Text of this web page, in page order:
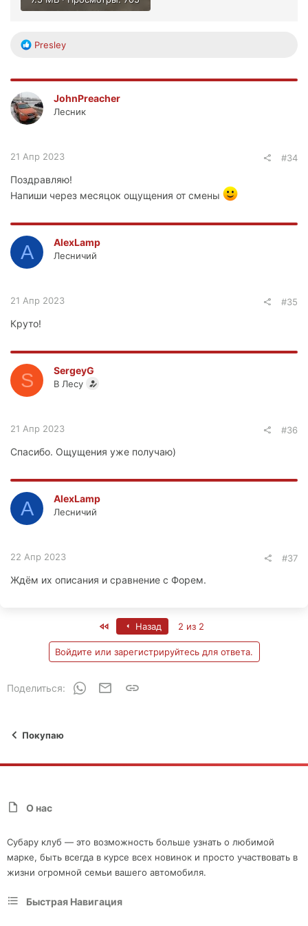
Р
к
ц
и
и
Presley
JohnPreacher
Лесник
21 Апр 2023 #34
Поздравляю!
Напиши через месяцок ощущения от смены
A AlexLamp
Лесничий
21 Апр 2023 #35
Круто!
S SergeyG
В Лесу
21 Апр 2023 #36
Спасибо. Ощущения уже получаю)
A AlexLamp
Лесничий
22 Апр 2023 #37
Ждём их описания и сравнение с Форем.
First Назад 2 из 2
Войдите или зарегистрируйтесь для ответа.
Поделиться: WhatsAppЭлектронная почта
Покупаю
О нас
Субару клуб — это возможность больше узнать о любимой
марке, быть всегда в курсе всех новинок и просто участвовать в
жизни огромной семьи вашего автомобиля.
Быстрая Навигация